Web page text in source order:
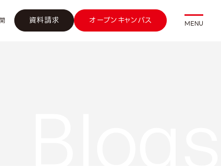
資料請求 オープンキャンパス MENU